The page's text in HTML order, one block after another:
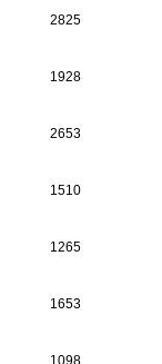
2825
1928
2653
1510
1265
1653
1098